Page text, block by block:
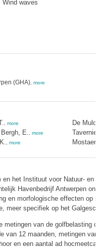
waves
(GHA), more
more
E. more
more
De
en het Instituut voor Natuur- en
Havenbedrijf Antwerpen
en morfologische effecten op
meer specifiek op het
metingen van de golfbelasting
van 12 maanden, metingen van
en een aantal ad